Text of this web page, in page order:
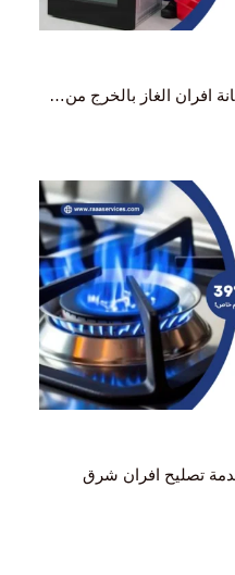
افران الغاز بالخرج من…
تصليح افران شرق